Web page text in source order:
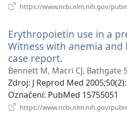
https://www.ncbi.nlm.nih.gov/
Erythropoietin use in a
Witness with anemia and
case report.
nové
okno)
Bennett M, Macri CJ, Bathgate
Zdroj‎: J Reprod Med
Označení‎: PubMed 15755051
https://www.ncbi.nlm.nih.gov/